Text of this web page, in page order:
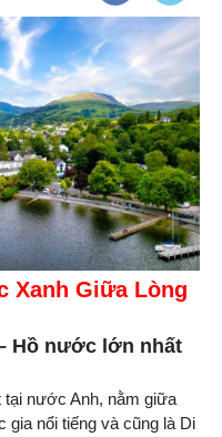
Xanh Giữa Lòng
Hồ nước lớn nhất
tại nước Anh, nằm giữa
gia nổi tiếng và cũng là Di